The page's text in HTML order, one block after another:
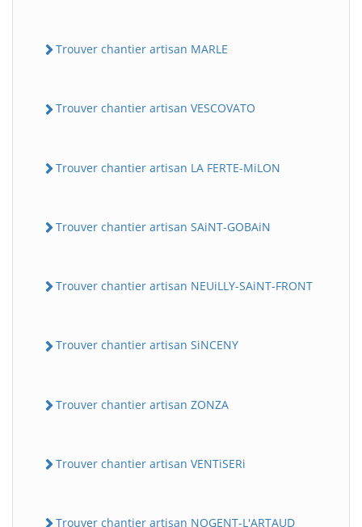
Trouver chantier artisan MARLE
Trouver chantier artisan VESCOVATO
Trouver chantier artisan LA FERTE-MiLON
Trouver chantier artisan SAiNT-GOBAiN
Trouver chantier artisan NEUiLLY-SAiNT-FRONT
Trouver chantier artisan SiNCENY
Trouver chantier artisan ZONZA
Trouver chantier artisan VENTiSERi
Trouver chantier artisan NOGENT-L'ARTAUD